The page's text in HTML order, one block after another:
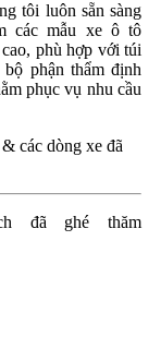
tôi luôn sẵn sàng
các mẫu xe ô tô
phù hợp với túi
phận thẩm định
phục vụ nhu cầu
& các dòng xe đã
đã ghé thăm